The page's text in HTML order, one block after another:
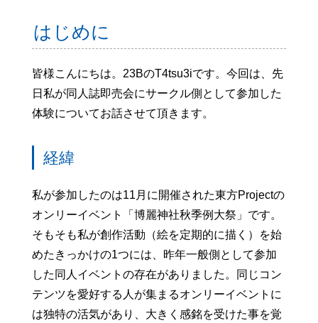
はじめに
皆様こんにちは。23BのT4tsu3iです。今回は、先
日私が同人誌即売会にサークル側として参加した
体験についてお話させて頂きます。
経緯
私が参加したのは11月に開催された東方Projectの
オンリーイベント「博麗神社秋季例大祭」です。
そもそも私が創作活動（絵を定期的に描く）を始
めたきっかけの1つには、昨年一般側として参加
した同人イベントの存在がありました。同じコン
テンツを愛好する人が集まるオンリーイベントに
は独特の活気があり、大きく感銘を受けた事を覚